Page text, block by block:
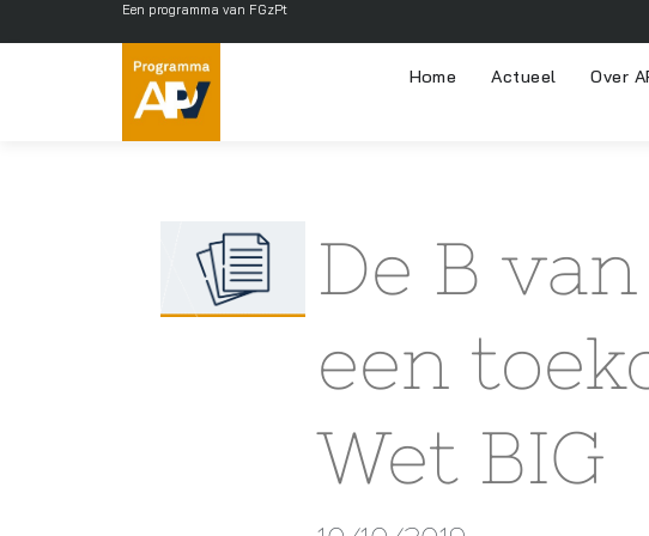
Een programma van FGzPt
Home Actueel Over
De B
een
Wet BIG